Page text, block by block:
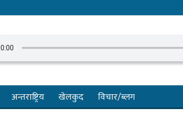
अन्तराष्ट्रिय खेलकुद विचार/ब्लग